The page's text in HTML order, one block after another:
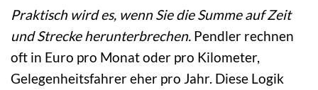
Praktisch wird es, wenn Sie die Summe auf Zeit
und Strecke herunterbrechen. Pendler rechnen
oft in Euro pro Monat oder pro Kilometer,
Gelegenheitsfahrer eher pro Jahr. Diese Logik